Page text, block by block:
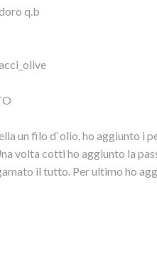
q.b
un filo d`olio, ho aggiunto i
volta cotti ho aggiunto la
il tutto. Per ultimo ho